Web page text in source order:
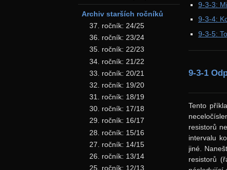
9-3-3:
9-3-4:
9-3-5:
9-3-1
Tento
resistorů
intervalu
jiné.
resistorů
Archiv starších ročníků
37. ročník: 24/25
36. ročník: 23/24
35. ročník: 22/23
34. ročník: 21/22
33. ročník: 20/21
32. ročník: 19/20
31. ročník: 18/19
30. ročník: 17/18
29. ročník: 16/17
28. ročník: 15/16
27. ročník: 14/15
26. ročník: 13/14
25. ročník: 12/13